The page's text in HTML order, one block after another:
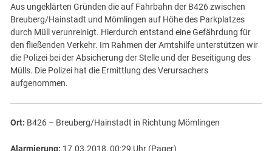
Aus ungeklärten Gründen die auf Fahrbahn der B426 zwischen
Breuberg/Hainstadt und Mömlingen auf Höhe des Parkplatzes
durch Müll verunreinigt. Hierdurch entstand eine Gefährdung für
den fließenden Verkehr. Im Rahmen der Amtshilfe unterstützen wir
die Polizei bei der Absicherung der Stelle und der Beseitigung des
Mülls. Die Polizei hat die Ermittlung des Verursachers
aufgenommen.
Ort: B426 – Breuberg/Hainstadt in Richtung Mömlingen
Alarmierung: 17.03.2018, 00:29 Uhr (Pager)